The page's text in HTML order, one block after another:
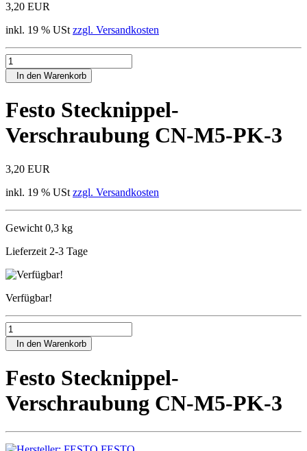
3,20 EUR
inkl. 19 % USt zzgl. Versandkosten
In den Warenkorb
Festo Stecknippel-
Verschraubung CN-M5-PK-3
3,20 EUR
inkl. 19 % USt zzgl. Versandkosten
Gewicht 0,3 kg
Lieferzeit 2-3 Tage
Verfügbar!
In den Warenkorb
Festo Stecknippel-
Verschraubung CN-M5-PK-3